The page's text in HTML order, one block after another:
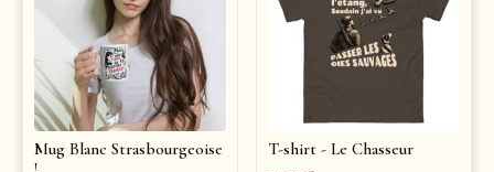
Mug Blanc Strasbourgeoise
T-shirt - Le Chasseur